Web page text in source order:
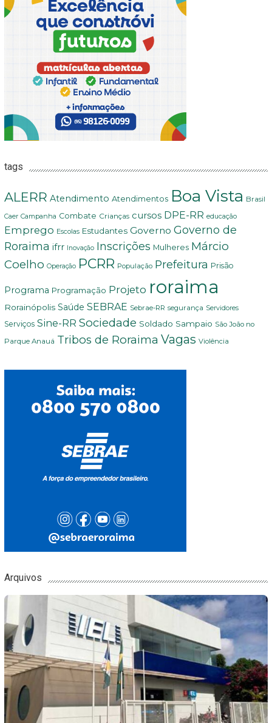
tags
ALERR Atendimento Atendimentos Boa Vista Brasil
Caer Campanha Combate Crianças cursos DPE-RR educação
Emprego Escolas Estudantes Governo Governo de
Roraima ifrr Inovação Inscrições Mulheres Márcio
Coelho Operação PCRR População Prefeitura Prisão
Programa Programação Projeto roraima
Rorainópolis Saúde SEBRAE Sebrae-RR segurança Servidores
Serviços Sine-RR Sociedade Soldado Sampaio São João no
Parque Anauá Tribos de Roraima Vagas Violência
Arquivos